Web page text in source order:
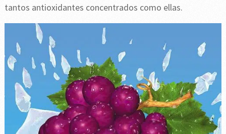
tantos antioxidantes concentrados como ellas.